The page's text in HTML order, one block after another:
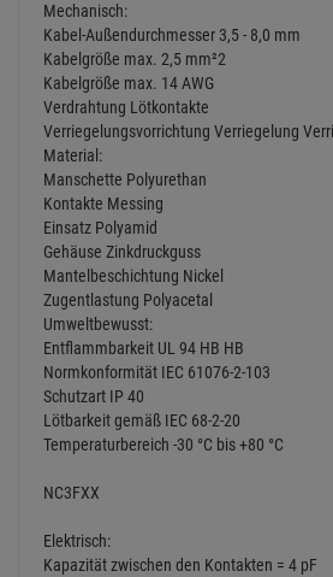
Mechanisch:
Kabel-Außendurchmesser 3,5 - 8,0 mm
Kabelgröße max. 2,5 mm²2
Kabelgröße max. 14 AWG
Verdrahtung Lötkontakte
Verriegelungsvorrichtung Verriegelung
Material:
Manschette Polyurethan
Kontakte Messing
Einsatz Polyamid
Gehäuse Zinkdruckguss
Mantelbeschichtung Nickel
Zugentlastung Polyacetal
Umweltbewusst:
Entflammbarkeit UL 94 HB HB
Normkonformität IEC 61076-2-103
Schutzart IP 40
Lötbarkeit gemäß IEC 68-2-20
Temperaturbereich -30 °C bis +80 °C
NC3FXX
Elektrisch:
Kapazität zwischen den Kontakten = 4 pF